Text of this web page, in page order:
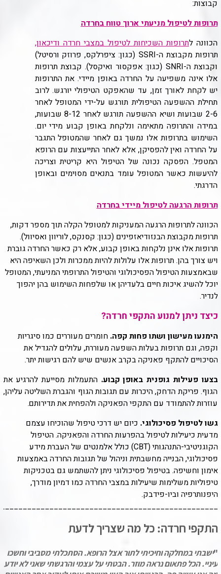
קבוצות:
תרופות לטיפול מניעתי ארוך טווח בחרדה
הכוונה לתרופות השכיחות לטיפול במצבי חרדה ודיכאון,
תרופות מקבוצת ה-SSRI (כגון: ציפרלקס, פרוזק ורסיטל)
וקבוצת ה-SNRI (כגון: אפקסור ואיקסל). קבוצת תרופות
אלו אינה משפיעה על החרדה באופן מיידי. את התרופות
יש לקחת לאורך זמן, עד שהאפקט הטיפולי יורגש. לרוב
תחילת ההשפעה הטיפולית תורגש על-ידי המטופל לאחר
2-6 שבועות ושיא ההשפעה תורגש לאחר 8-12 שבועות,
במידה והתרופה מתאימה ונלקחת באופן קבוע מידי יום.
השימוש בתרופות אלו נמשך גם לאחר שהמטופל התגבר
על החרדה ואין להפסיקן, אלא לאחר התייעצות עם הרופא
המטפל. הפסקה נכונה של הטיפול היא קריטית וצריכה
להיעשות כאשר המטופל עומד בתנאים מסוימים ובאופן
הדרגתי.
תרופות הרגעה לטיפול מיידי בחרדה
הכוונה לתרופות הרגעה המעניקות למטופל הקלה תוך מספר דקות,
תרופות מקבוצת הבנזודיאזפינים (כגון: קסנקס, לוריוון ואסיוול).
תרופות אלו אינן נלקחות באופן קבוע, אלא רק כאשר החרדה גוברת
ויש צורך בהן. תרופות אלו עלולות להיות ממכרות ולכן השאיפה היא
שבאמצעות הטיפול הפסיכולוגי והטיפול התרופתי המניעתי, המטופל
יוכל להשיג איכות חיים בלעדיהן או שלפחות השימוש בהן יהפוך
לנדיר.
כיצד ניתן למנוע התקפי חרדה?
הימנעו מעישון ושתו פחות קפה. חומרים מעוררים כמו סיגריות
וקפה, וגם תרופות בעלות השפעה מעוררת, עלולים להגדיל את
הסיכויים להתקף פאניקה בקרב אנשים שיש להם רגישות יתר.
בצעו פעילות גופנית באופן קבוע. התעמלות מסייעת להרגיע את
הגוף. פריקת הדחק, היכרות עם תגובות הגוף והגברת השליטה עליהן,
עוזרות להתמודד עם התקפי הפאניקה ולהפחית את תדירותם.
גשו לטיפול פסיכולוגי. כיום יש דרכי טיפול שהוכיחו עצמם
מדעית כיעילות לטיפול בהפרעות החרדה והפאניקה. הטיפול
הקוגניטיבי-התנהגותי(CBT) כולל אלמנטים של העברת מידע
פסיכולוגי, הבנייה מחשבתית וניהול של תגובות החרדה באמצעות
אימון וחשיפה. בטיפול פסיכולוגי ניתן להשתמש גם בטכניקות
טיפוליות משלימות שיעילות במצבי החרדה כמו דמיון מודרך,
היפנותרפיה וביו-פידבק.
_________________________________________________
התקפי חרדה: כל מה שצריך לדעת
"ישבתי במחלקה וחיכיתי לתור אצל הרופא. הסתכלתי מסביבי וחשכו
עיניי. הכל פתאום נראה מוזר. הבטתי על עצמי והרגשתי שאני לא יודע